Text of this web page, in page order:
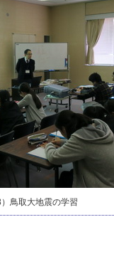
）鳥取大地震の学習